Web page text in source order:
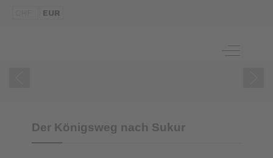
EUR
Off-
Der Königsweg nach Sukur